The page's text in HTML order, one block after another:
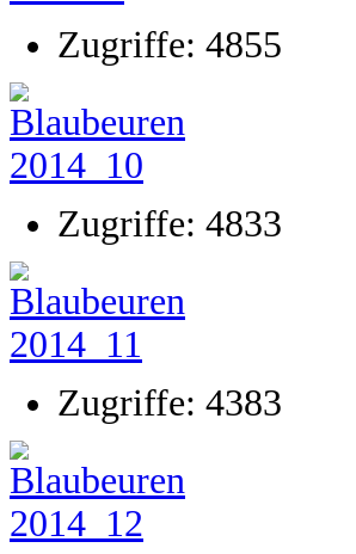
Zugriffe: 4855
Zugriffe: 4833
Zugriffe: 4383